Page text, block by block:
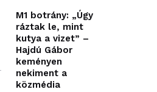
M1 botrány: „Úgy
ráztak le, mint
kutya a vizet” –
Hajdú Gábor
keményen
nekiment a
közmédia